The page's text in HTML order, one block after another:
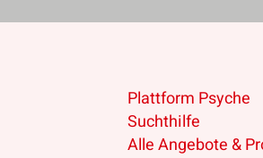
Plattform Psyche
Suchthilfe
Alle Angebote &